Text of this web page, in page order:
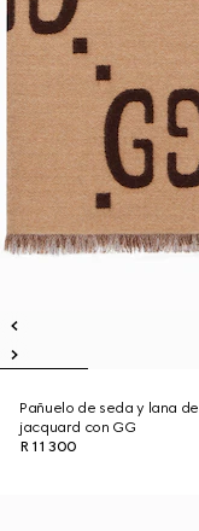
Pañuelo de seda y lana de
jacquard con GG
R 11 300